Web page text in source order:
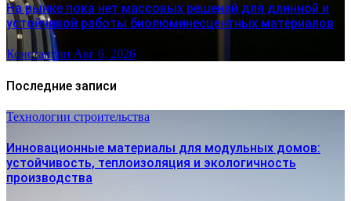
На рынке пока нет массовых решений для длинной и
устойчивой работы биолюминесцентных материалов
Константин Авг 6, 2026
Последние записи
Технологии строительства
Инновационные материалы для модульных домов:
устойчивость, теплоизоляция и экологичность
производства